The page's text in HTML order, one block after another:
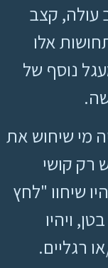
עולה, קצב
אלו
נוסף של
מי שיחוש את
רק קושי
שיחוו "לחץ
ויהיו
רגליים.